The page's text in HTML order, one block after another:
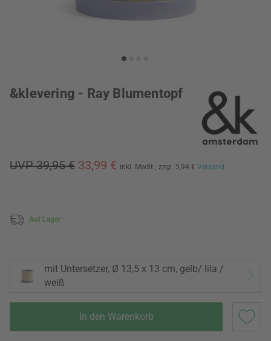
&klevering - Ray Blumentopf
UVP 39,95 € 33,99 € inkl. MwSt., zzgl. 5,94 € Versand
Auf Lager
mit Untersetzer, Ø 13,5 x 13 cm, gelb/ lila /
weiß
In den Warenkorb